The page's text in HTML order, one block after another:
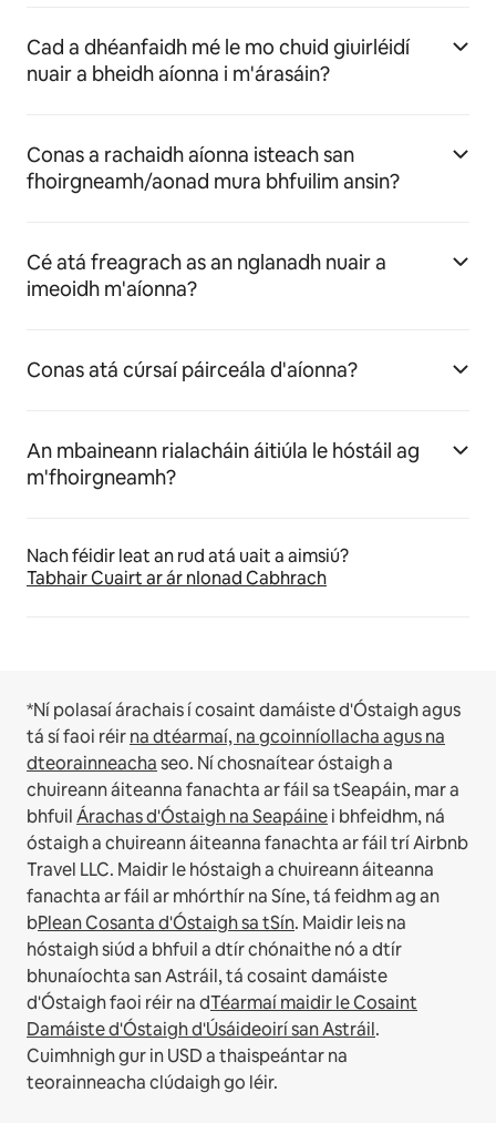
Cad a dhéanfaidh mé le mo chuid giuirléidí
nuair a bheidh aíonna i m'árasáin?
Conas a rachaidh aíonna isteach san
fhoirgneamh/aonad mura bhfuilim ansin?
Cé atá freagrach as an nglanadh nuair a
imeoidh m'aíonna?
Conas atá cúrsaí páirceála d'aíonna?
An mbaineann rialacháin áitiúla le hóstáil ag
m'fhoirgneamh?
Nach féidir leat an rud atá uait a aimsiú?
Tabhair Cuairt ar ár nIonad Cabhrach
*Ní polasaí árachais í cosaint damáiste d'Óstaigh agus
tá sí faoi réirna dtéarmaí, na gcoinníollacha agus na
dteorainneachaseo. Ní chosnaítear óstaigh a
chuireann áiteanna fanachta ar fáil sa tSeapáin, mar a
bhfuilÁrachas d'Óstaigh na Seapáinei bhfeidhm, ná
óstaigh a chuireann áiteanna fanachta ar fáil trí Airbnb
Travel LLC. Maidir le hóstaigh a chuireann áiteanna
fanachta ar fáil ar mhórthír na Síne, tá feidhm ag an
bPlean Cosanta d'Óstaigh sa tSín. Maidir leis na
hóstaigh siúd a bhfuil a dtír chónaithe nó a dtír
bhunaíochta san Astráil, tá cosaint damáiste
d'Óstaigh faoi réir na dTéarmaí maidir le Cosaint
Damáiste d'Óstaigh d'Úsáideoirí san Astráil.
Cuimhnigh gur in USD a thaispeántar na
teorainneacha clúdaigh go léir.